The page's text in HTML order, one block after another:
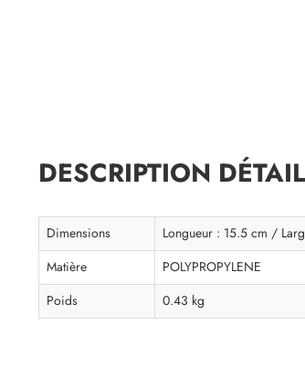
DESCRIPTION
Dimensions
Longueur : 15.5 cm /
Matière
POLYPROPYLENE
Poids
0.43 kg